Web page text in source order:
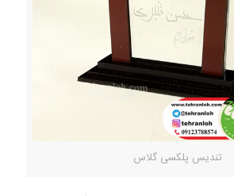
تندیس پلکسی گلاس